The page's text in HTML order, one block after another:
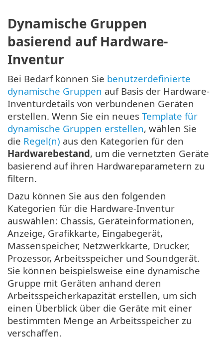
Dynamische Gruppen
basierend auf Hardware-
Inventur
Bei Bedarf können Sie benutzerdefinierte
dynamische Gruppen auf Basis der Hardware-
Inventurdetails von verbundenen Geräten
erstellen. Wenn Sie ein neues Template für
dynamische Gruppen erstellen, wählen Sie
die Regel(n) aus den Kategorien für den
Hardwarebestand, um die vernetzten Geräte
basierend auf ihren Hardwareparametern zu
filtern.
Dazu können Sie aus den folgenden
Kategorien für die Hardware-Inventur
auswählen: Chassis, Geräteinformationen,
Anzeige, Grafikkarte, Eingabegerät,
Massenspeicher, Netzwerkkarte, Drucker,
Prozessor, Arbeitsspeicher und Soundgerät.
Sie können beispielsweise eine dynamische
Gruppe mit Geräten anhand deren
Arbeitsspeicherkapazität erstellen, um sich
einen Überblick über die Geräte mit einer
bestimmten Menge an Arbeitsspeicher zu
verschaffen.